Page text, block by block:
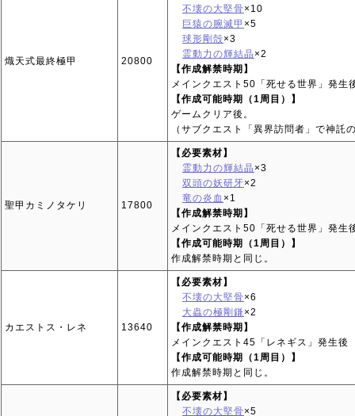
熾天式最終極甲 20800
不壊の大堅骨×10
巨猿の腕滅甲 ×5
球形剛殻×3
霊動力の輝結晶 ×2
【作成解禁時期】
メインクエスト50「死せる世界」発生
【作成可能時期（1周目）】
ゲームクリア後。
（サブクエスト「異界訪問者」で神託
聖甲カミノタケリ 17800
【必要素材】
霊動力の輝結晶 ×3
双頭の妖研牙×2
竜の炎血 ×1
【作成解禁時期】
メインクエスト50「死せる世界」発生
【作成可能時期（1周目）】
作成解禁時期と同じ。
カエストス・レネ 13640
【必要素材】
不壊の大堅骨×6
大蟲の極剛鎌 ×2
【作成解禁時期】
メインクエスト45「レネギス」発生後
【作成可能時期（1周目）】
作成解禁時期と同じ。
【必要素材】
不壊の大堅骨×5